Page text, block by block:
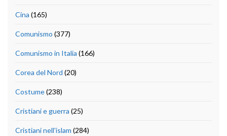
Cina (165)
Comunismo (377)
Comunismo in Italia (166)
Corea del Nord (20)
Costume(238)
Cristiani e guerra (25)
Cristiani nell'islam (284)